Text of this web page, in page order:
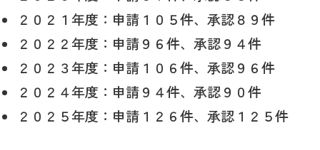
２０２１年度：申請１０５件、承認８９件
２０２２年度：申請９６件、承認９４件
２０２３年度：申請１０６件、承認９６件
２０２４年度：申請９４件、承認９０件
２０２５年度：申請１２６件、承認１２５件